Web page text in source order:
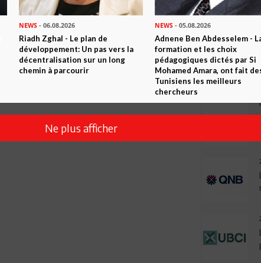
Envoyer
NEWS - 06.08.2026
Riadh Zghal - Le plan de
développement: Un pas vers la
décentralisation sur un long
chemin à parcourir
NEWS- 05.08.2026
Adnene Ben Abdesselem -
formation et les choix
pédagogiques dictés par Si
Mohamed Amara, ont fait
Tunisiens les meilleurs
chercheurs
Ne plus afficher